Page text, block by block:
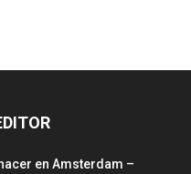
en Amsterdam –